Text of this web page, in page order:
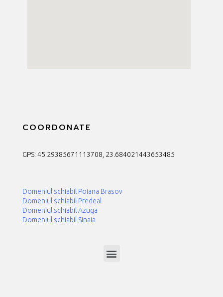
COORDONATE
GPS: 45.29385671113708, 23.684021443653485
Domeniul schiabil Poiana Brasov
Domeniul schiabil Predeal
Domeniul schiabil Azuga
Domeniul schiabil Sinaia